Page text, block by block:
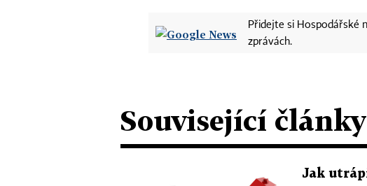
Přidejte si Hospodářské
zprávách.
Související články
Jak